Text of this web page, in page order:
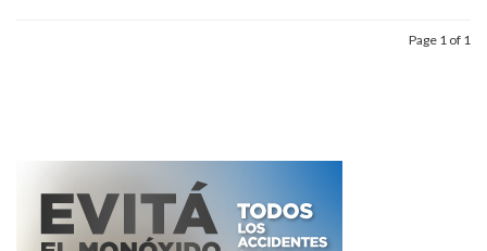
Page 1 of 1